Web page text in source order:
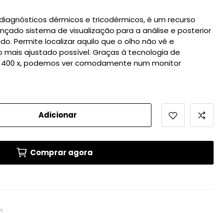
dérmicos e tricodérmicos, é um recurso
sistema de visualização para a análise e posterior
Permite localizar aquilo que o olho não vê e
ajustado possível. Graças à tecnologia de
x, podemos ver comodamente num monitor
Adicionar
Comprar agora